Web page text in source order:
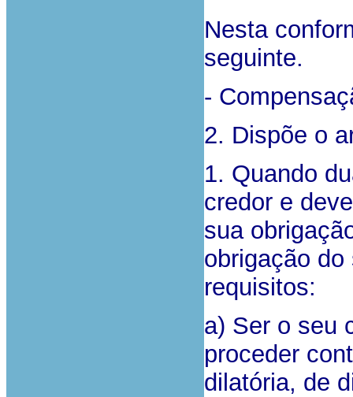
Nesta
seguinte.
-
2. Dispõe o
1. Quando
credor e
sua
obrigação
requisitos:
a) Ser o seu
proceder
dilatória, de